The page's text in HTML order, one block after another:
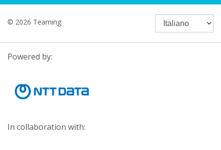
© 2026 Teaming
Powered by:
In collaboration with: